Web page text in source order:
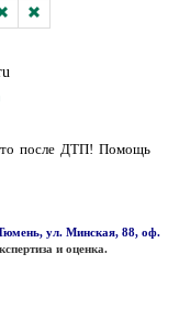
после ДТП! Помощь
ул. Минская, 88, оф.
и оценка.